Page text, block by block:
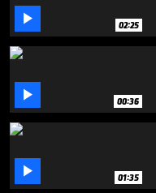
1
minute,
7
seconds
 02:25
 00:36
 01:35